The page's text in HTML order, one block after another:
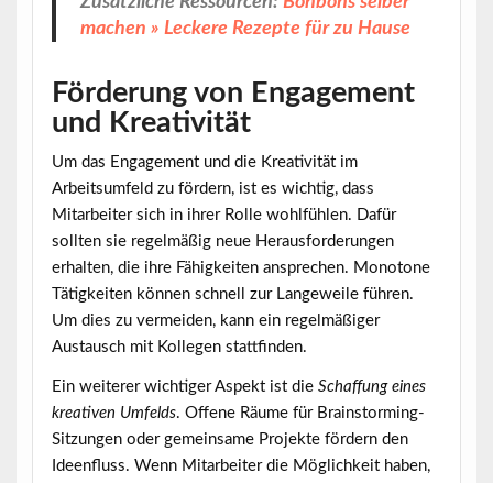
machen » Leckere Rezepte für zu Hause
Förderung von Engagement
und Kreativität
Um das Engagement und die Kreativität im
Arbeitsumfeld zu fördern, ist es wichtig, dass
Mitarbeiter sich in ihrer Rolle wohlfühlen. Dafür
sollten sie regelmäßig neue Herausforderungen
erhalten, die ihre Fähigkeiten ansprechen. Monotone
Tätigkeiten können schnell zur Langeweile führen.
Um dies zu vermeiden, kann ein regelmäßiger
Austausch mit Kollegen stattfinden.
Ein weiterer wichtiger Aspekt ist die Schaffung eines
kreativen Umfelds. Offene Räume für Brainstorming-
Sitzungen oder gemeinsame Projekte fördern den
Ideenfluss. Wenn Mitarbeiter die Möglichkeit haben,